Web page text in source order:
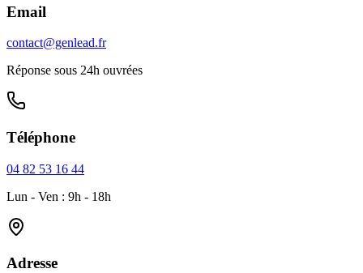
Email
contact@genlead.fr
Réponse sous 24h ouvrées
Téléphone
04 82 53 16 44
Lun - Ven : 9h - 18h
Adresse